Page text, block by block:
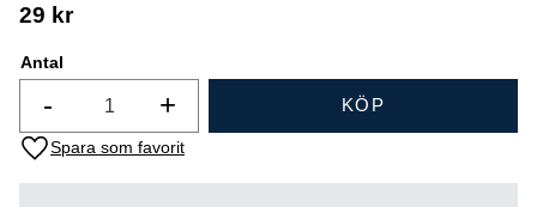
29 kr
Antal
+
- KÖP
Lägg till i favoriter